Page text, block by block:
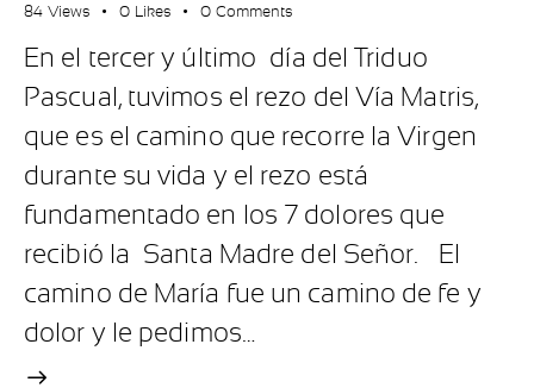
84 Views 0 Likes 0 Comments
En el tercer y último día del Triduo
Pascual, tuvimos el rezo del Vía Matris,
que es el camino que recorre la Virgen
durante su vida y el rezo está
fundamentado en los 7 dolores que
recibió la Santa Madre del Señor. El
camino de María fue un camino de fe y
dolor y le pedimos…